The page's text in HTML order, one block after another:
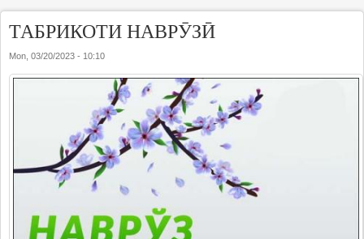
АСОСӢ
Паёму табрикот
Суханрониҳо
Боздидҳо
Мулоқотҳо
МАҚОМОТИ ИҶРОИЯ
ТАБРИКОТИ НАВРӮЗӢ
Mon, 03/20/2023 - 10:10